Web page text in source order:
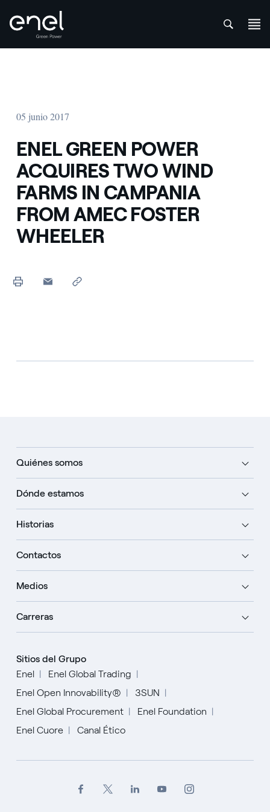
05 junio 2017
ENEL GREEN POWER
ACQUIRES TWO WIND
FARMS IN CAMPANIA
FROM AMEC FOSTER
WHEELER
Quiénes somos
Dónde estamos
Historias
Contactos
Medios
Carreras
Sitios del Grupo
Enel
Enel Global Trading
Enel Open Innovability®
3SUN
Enel Global Procurement
Enel Foundation
Enel Cuore
Canal Ético